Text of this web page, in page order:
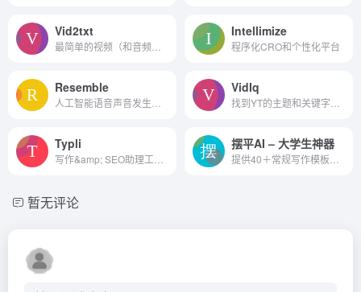
Vid2txt Intellimize
程序化CRO和个性化平台
Resemble VidIq
Typli 摆平AI – 大学生神器
暂无评论